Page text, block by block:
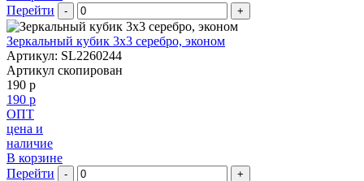
Перейти
- +
Зеркальный кубик 3х3 серебро, эконом
Артикул: SL2260244
Артикул скопирован
190 р
190 р
ОПТ
цена и
наличие
В корзине
Перейти
- +